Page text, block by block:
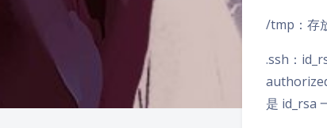
/tmp：存
.ssh：
是 id_rsa